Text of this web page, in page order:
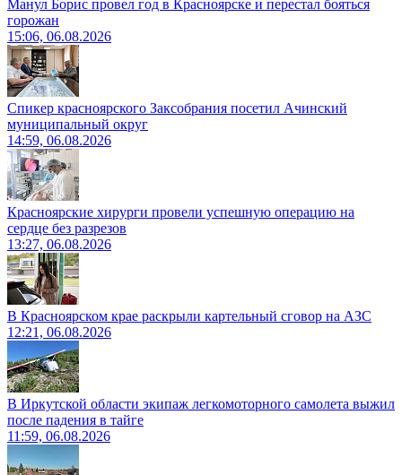
Манул Борис провел год в Красноярске и перестал бояться
горожан
15:06, 06.08.2026
Спикер красноярского Заксобрания посетил Ачинский
муниципальный округ
14:59, 06.08.2026
Красноярские хирурги провели успешную операцию на
сердце без разрезов
13:27, 06.08.2026
В Красноярском крае раскрыли картельный сговор на АЗС
12:21, 06.08.2026
В Иркутской области экипаж легкомоторного самолета выжил
после падения в тайге
11:59, 06.08.2026